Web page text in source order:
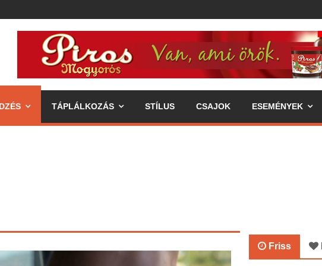
TÁPLÁLKOZÁS STÍLUS CSAJOK ESEMÉNYEK
az egészséges életmódhoz
annak fogyasztásával járó előnyök
Friss